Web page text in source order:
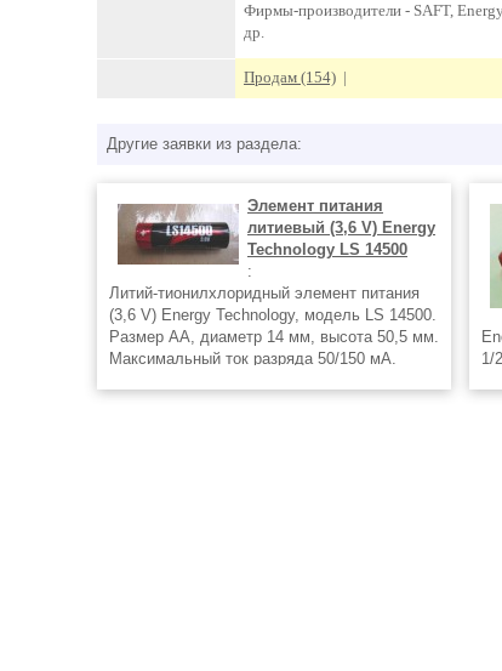
Фирмы-производители - SAFT,
др.
Продам (154) |
Другие заявки из раздела:
Элемент питания
литиевый (3,6 V) Energy
Technology LS 14500
:
Литий-тионилхлоридный элемент питания
(3,6 V) Energy Technology, модель LS 14500.
Размер AA, диаметр 14 мм, высота 50,5 мм.
Максимальный ток разряда 50/150 мА.
1/